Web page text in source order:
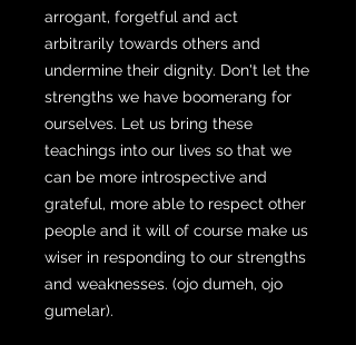
arrogant, forgetful and act
arbitrarily towards others and
undermine their dignity. Don't let the
strengths we have boomerang for
ourselves. Let us bring these
teachings into our lives so that we
can be more introspective and
grateful, more able to respect other
people and it will of course make us
wiser in responding to our strengths
and weaknesses. (ojo dumeh, ojo
gumelar).